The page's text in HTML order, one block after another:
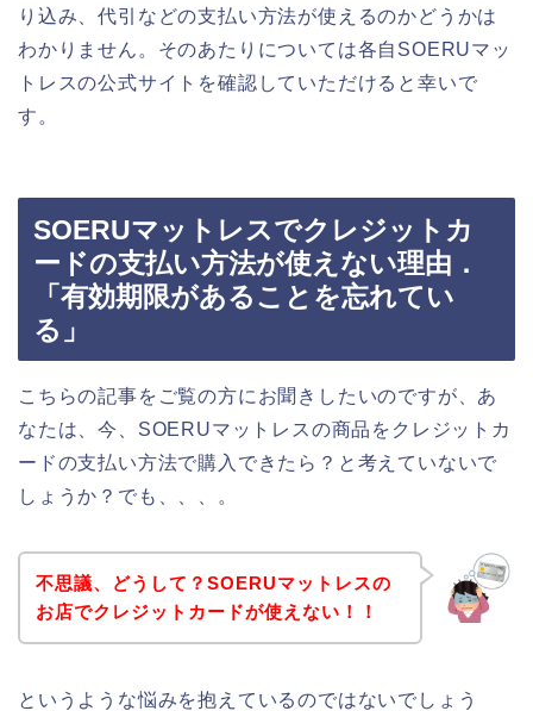
り込み、代引などの支払い方法が使えるのかどうかは
わかりません。そのあたりについては各自SOERUマッ
トレスの公式サイトを確認していただけると幸いで
す。
SOERUマットレスでクレジットカ
ードの支払い方法が使えない理由．
「有効期限があることを忘れてい
る」
こちらの記事をご覧の方にお聞きしたいのですが、あ
なたは、今、SOERUマットレスの商品をクレジットカ
ードの支払い方法で購入できたら？と考えていないで
しょうか？でも、、、。
不思議、どうして？SOERUマットレスの
お店でクレジットカードが使えない！！
というような悩みを抱えているのではないでしょう